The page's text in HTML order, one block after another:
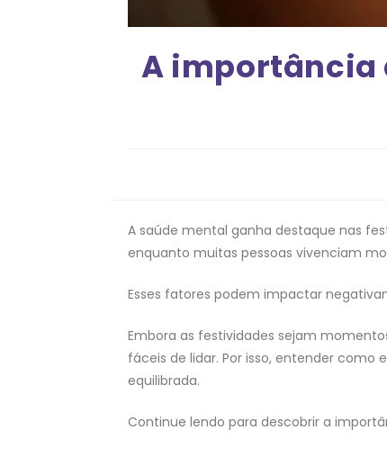
A importância
A saúde mental ganha destaque nas
enquanto muitas pessoas vivenciam
Esses fatores podem impactar
Embora as festividades sejam
fáceis de lidar. Por isso, entender
equilibrada.
Continue lendo para descobrir a